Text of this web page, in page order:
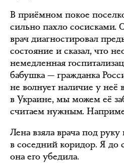
В приёмном покое
сильно пахло сосисками.
врач диагностировал
состояние и сказал, что
немедленная
бабушка — гражданка
не волнует наличие у неё
в Украине, мы можем её
считаем нужным.
Лена взяла врача под
в соседний коридор. Я до
она его убедила.